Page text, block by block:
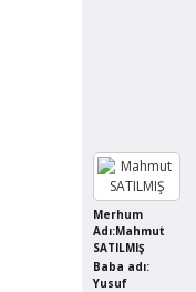
Merhum
Adı:Mahmut
SATILMIŞ
Baba adı:
Yusuf